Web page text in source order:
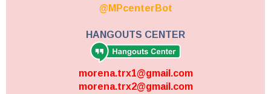
@MPcenterBot
HANGOUTS CENTER
morena.trx1@gmail.com
morena.trx2@gmail.com